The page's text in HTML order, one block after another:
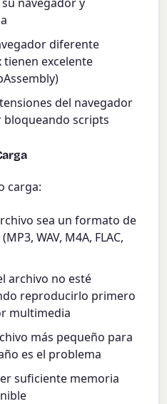
diferente
tienen excelente
del navegador
bloqueando scripts
carga:
sea un formato de
WAV, M4A, FLAC,
archivo no esté
reproducirlo primero
multimedia
más pequeño para
es el problema
suficiente memoria